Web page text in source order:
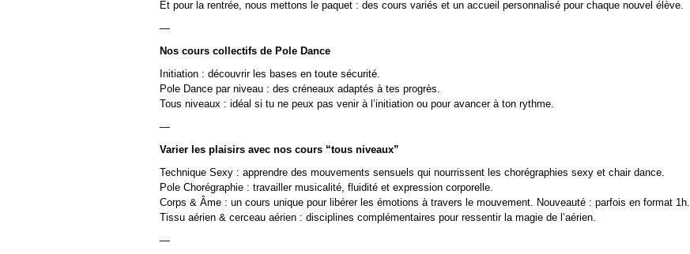
Et pour la rentrée, nous mettons le paquet : des cours variés et un accueil personnalisé pour chaque nouvel élève.
—
Nos cours collectifs de Pole Dance
Initiation : découvrir les bases en toute sécurité.
Pole Dance par niveau : des créneaux adaptés à tes progrès.
Tous niveaux : idéal si tu ne peux pas venir à l’initiation ou pour avancer à ton rythme.
—
Varier les plaisirs avec nos cours “tous niveaux”
Technique Sexy : apprendre des mouvements sensuels qui nourrissent les chorégraphies sexy et chair dance.
Pole Chorégraphie : travailler musicalité, fluidité et expression corporelle.
Corps & Âme : un cours unique pour libérer les émotions à travers le mouvement. Nouveauté : parfois en format 1h.
Tissu aérien & cerceau aérien : disciplines complémentaires pour ressentir la magie de l’aérien.
—